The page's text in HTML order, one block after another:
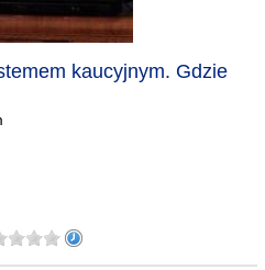
kaucyjnym. Gdzie